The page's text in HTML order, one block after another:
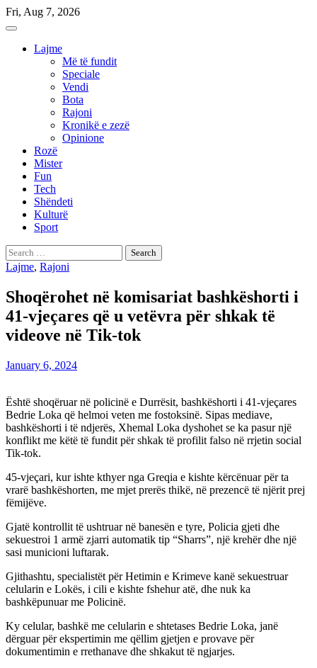
Skip
to
Fri, Aug 7, 2026
Lajme
Më të fundit
Speciale
Vendi
Bota
Rajoni
Kronikë e zezë
Opinione
Rozë
Mister
Fun
Tech
Shëndeti
Kulturë
Sport
Search
for:
Lajme, Rajoni
Shoqërohet në komisariat bashkëshorti i
41-vjeçares që u vetëvra për shkak të
videove në Tik-tok
January 6, 2024
Është shoqëruar në policinë e Durrësit, bashkëshorti i 41-vjeçares
Bedrie Loka që helmoi veten me fostoksinë. Sipas mediave,
bashkëshorti i të ndjerës, Xhemal Loka dyshohet se ka pasur një
konflikt me këtë të fundit për shkak të profilit falso në rrjetin social
Tik-tok.
45-vjeçari, kur ishte kthyer nga Greqia e kishte kërcënuar për ta
vrarë bashkëshorten, me mjet prerës thikë, në prezencë të njërit prej
fëmijëve.
Gjatë kontrollit të ushtruar në banesën e tyre, Policia gjeti dhe
sekuestroi 1 armë zjarri automatik tip “Sharrs”, një krehër dhe një
sasi municioni luftarak.
Gjithashtu, specialistët për Hetimin e Krimeve kanë sekuestruar
celularin e Lokës, i cili e kishte fshehur atë, dhe nuk ka
bashkëpunuar me Policinë.
Ky celular, bashkë me celularin e shtetases Bedrie Loka, janë
dërguar për ekspertimin me qëllim gjetjen e provave për
dokumentimin e rrethanave dhe shkakut të ngjarjes.